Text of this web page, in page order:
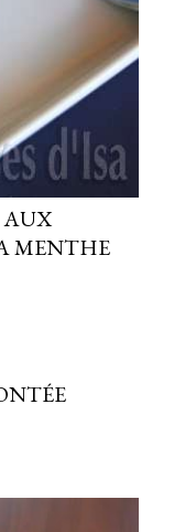
AUX
MENTHE